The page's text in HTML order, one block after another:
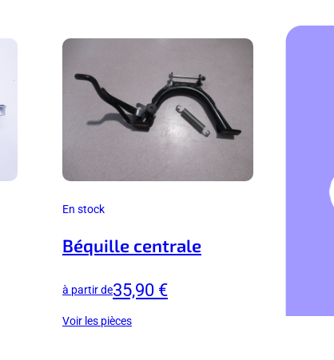
En stock
Béquille centrale
à partir de35,90 €
Voir les pièces